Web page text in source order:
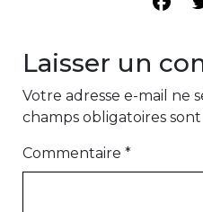
Laisser un
Votre adresse e-mail ne
champs obligatoires
Commentaire *